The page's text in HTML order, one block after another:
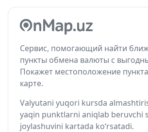
Сервис, помогающий найти
пункты обмена валюты с
Покажет местоположение
карте.
Valyutani yuqori kursda
yaqin punktlarni aniqlab beruvchi
joylashuvini kartada ko‘rsatadi.